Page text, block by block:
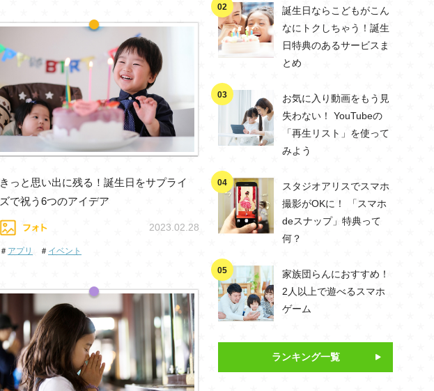
きっと思い出に残る！誕生日をサプライ
ズで祝う6つのアイデア
2023.02.28
＃ アプリ ＃ イベント
誕生日ならこどもがこん
なにトクしちゃう！誕生
日特典のあるサービスま
とめ
お気に入り動画をもう見
失わない！ YouTubeの
「再生リスト」を使って
みよう
スタジオアリスでスマホ
撮影がOKに！ 「スマホ
deスナップ」特典って
何？
家族団らんにおすすめ！
2人以上で遊べるスマホ
ゲーム
ランキング一覧